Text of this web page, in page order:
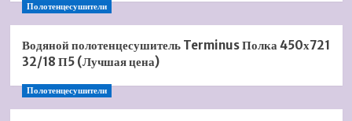
Полотенцесушители
Водяной полотенцесушитель Terminus Полка 450х721
32/18 П5 (Лучшая цена)
Полотенцесушители